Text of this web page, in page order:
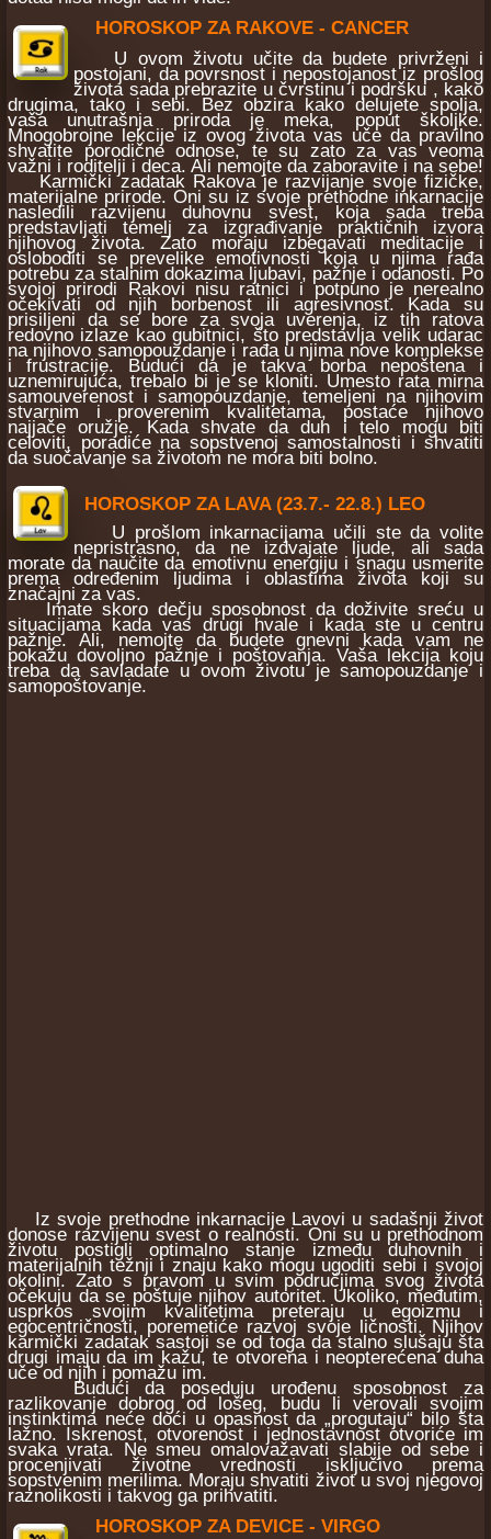
HOROSKOP ZA RAKOVE - CANCER
U ovom životu učite da budete privrženi i
postojani, da povrsnost i nepostojanost iz prošlog
života sada prebrazite u čvrstinu i podršku , kako
drugima, tako i sebi. Bez obzira kako delujete spolja,
vaša unutrašnja priroda je meka, poput školjke.
Mnogobrojne lekcije iz ovog života vas uče da pravilno
shvatite porodične odnose, te su zato za vas veoma
važni i roditelji i deca. Ali nemojte da zaboravite i na sebe!
Karmički zadatak Rakova je razvijanje svoje fizičke,
materijalne prirode. Oni su iz svoje prethodne inkarnacije
nasledili razvijenu duhovnu svest, koja sada treba
predstavljati temelj za izgrađivanje praktičnih izvora
njihovog života. Zato moraju izbegavati meditacije i
osloboditi se prevelike emotivnosti koja u njima rađa
potrebu za stalnim dokazima ljubavi, pažnje i odanosti. Po
svojoj prirodi Rakovi nisu ratnici i potpuno je nerealno
očekivati od njih borbenost ili agresivnost. Kada su
prisiljeni da se bore za svoja uverenja, iz tih ratova
redovno izlaze kao gubitnici, što predstavlja velik udarac
na njihovo samopouzdanje i rađa u njima nove komplekse
i frustracije. Budući da je takva borba nepoštena i
uznemirujuća, trebalo bi je se kloniti. Umesto rata mirna
samouverenost i samopouzdanje, temeljeni na njihovim
stvarnim i proverenim kvalitetama, postaće njihovo
najjače oružje. Kada shvate da duh i telo mogu biti
celoviti, poradiće na sopstvenoj samostalnosti i shvatiti
da suočavanje sa životom ne mora biti bolno.
HOROSKOP ZA LAVA (23.7.- 22.8.) LEO
U prošlom inkarnacijama učili ste da volite
nepristrasno, da ne izdvajate ljude, ali sada
morate da naučite da emotivnu energiju i snagu usmerite
prema određenim ljudima i oblastima života koji su
značajni za vas.
Imate skoro dečju sposobnost da doživite sreću u
situacijama kada vas drugi hvale i kada ste u centru
pažnje. Ali, nemojte da budete gnevni kada vam ne
pokažu dovoljno pažnje i poštovanja. Vaša lekcija koju
treba da savladate u ovom životu je samopouzdanje i
samopoštovanje.
Iz svoje prethodne inkarnacije Lavovi u sadašnji život
donose razvijenu svest o realnosti. Oni su u prethodnom
životu postigli optimalno stanje između duhovnih i
materijalnih težnji i znaju kako mogu ugoditi sebi i svojoj
okolini. Zato s pravom u svim područjima svog života
očekuju da se poštuje njihov autoritet. Ukoliko, međutim,
usprkos svojim kvalitetima preteraju u egoizmu i
egocentričnosti, poremetiće razvoj svoje ličnosti. Njihov
karmički zadatak sastoji se od toga da stalno slušaju šta
drugi imaju da im kažu, te otvorena i neopterećena duha
uče od njih i pomažu im.
Budući da poseduju urođenu sposobnost za
razlikovanje dobrog od lošeg, budu li verovali svojim
instinktima neće doći u opasnost da „progutaju“ bilo šta
lažno. Iskrenost, otvorenost i jednostavnost otvoriće im
svaka vrata. Ne smeu omalovažavati slabije od sebe i
procenjivati životne vrednosti isključivo prema
sopstvenim merilima. Moraju shvatiti život u svoj njegovoj
raznolikosti i takvog ga prihvatiti.
HOROSKOP ZA DEVICE - VIRGO